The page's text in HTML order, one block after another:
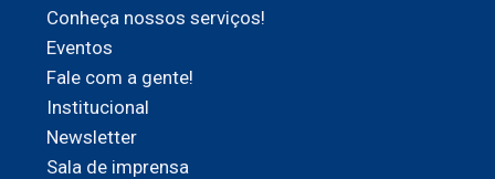
Conheça nossos serviços!
Eventos
Fale com a gente!
Institucional
Newsletter
Sala de imprensa